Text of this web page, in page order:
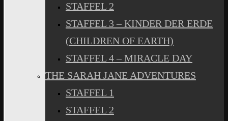
STAFFEL 2
STAFFEL 3 – KINDER DER ERDE
(CHILDREN OF EARTH)
STAFFEL 4 – MIRACLE DAY
THE SARAH JANE ADVENTURES
STAFFEL 1
STAFFEL 2